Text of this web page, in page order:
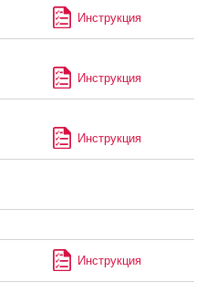
Инструкция
Инструкция
Инструкция
Инструкция